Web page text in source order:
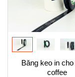
Băng keo in
coffee